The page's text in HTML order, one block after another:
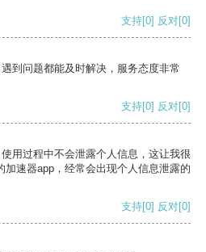
支持[0] 反对[0]
到问题都能及时解决，服务态度非常
支持[0] 反对[0]
用过程中不会泄露个人信息，这让我很
速器app，经常会出现个人信息泄露的
支持[0] 反对[0]